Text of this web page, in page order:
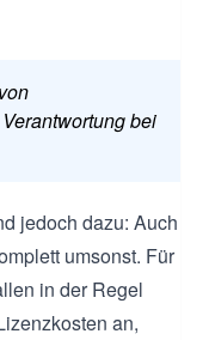
bei
jedoch dazu: Auch
umsonst. Für
in der Regel
an,